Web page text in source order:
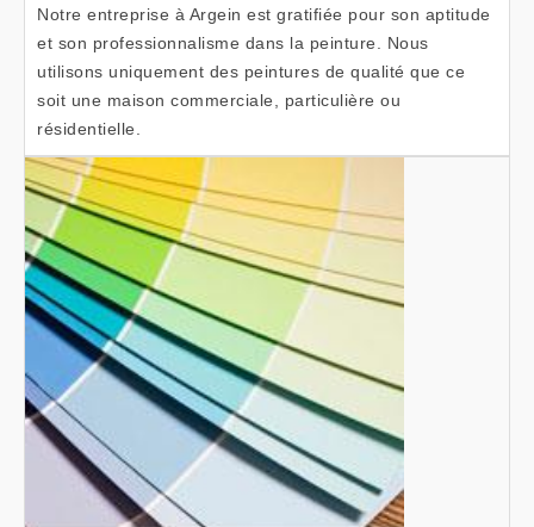
Notre entreprise à Argein est gratifiée pour son aptitude
et son professionnalisme dans la peinture. Nous
utilisons uniquement des peintures de qualité que ce
soit une maison commerciale, particulière ou
résidentielle.